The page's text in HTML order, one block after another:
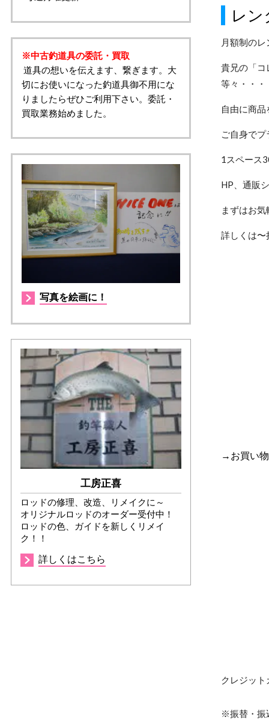
レ
月額制の
貴兄の「コ
等々・・・
自由に商
ご自身で
1スペース
HP、通販
まずはお
詳しくは〜
→お買い
クレジッ
※振替・振
※中古釣道具の委託・買取
道具の想いを伝えます、繋ぎます。大
切にお使いになった釣道具御不用にな
りましたらぜひご利用下さい。委託・
買取業務始めました。
写真を絵画に！
工房正喜
ロッドの修理、改造、リメイクに～
オリジナルロッドのオーダー受付中！
ロッドの色、ガイドを新しくリメイ
ク！！
詳しくはこちら